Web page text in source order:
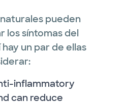
pueden
los síntomas del
un par de ellas
inflammatory
can reduce